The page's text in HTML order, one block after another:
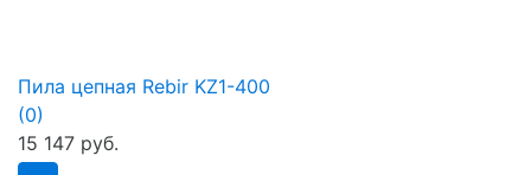
Пила цепная Rebir KZ1-400
(0)
15 147 руб.